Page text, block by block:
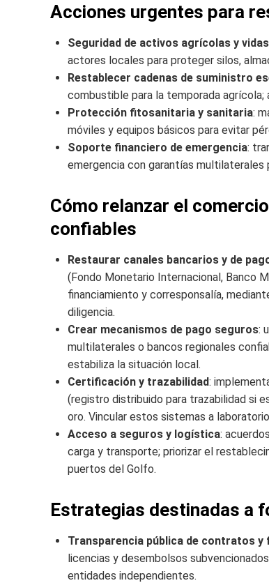
Acciones urgentes para
Seguridad de activos agrícolas y vidas
actores locales para proteger silos,
Restablecer cadenas de suministro
combustible para la temporada
Protección fitosanitaria y sanitaria:
móviles y equipos básicos para evitar
Soporte financiero de emergencia:
emergencia con garantías multilaterales
Cómo relanzar el
confiables
Restaurar canales bancarios y de
(Fondo Monetario Internacional, Banco
financiamiento y corresponsalía,
diligencia.
Crear mecanismos de pago seguros:
multilaterales o bancos regionales
estabiliza la situación local.
Certificación y trazabilidad:
(registro distribuido para trazabilidad si
oro. Vincular estos sistemas a
Acceso a seguros y logística:
carga y transporte; priorizar el
puertos del Golfo.
Estrategias destinadas a
Transparencia pública de contratos y
licencias y desembolsos
entidades independientes.